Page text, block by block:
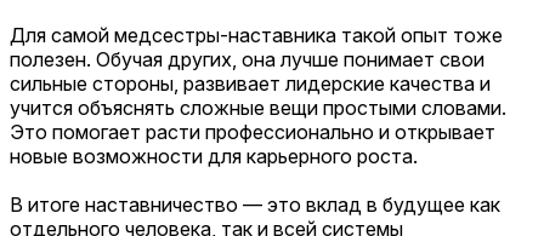
Для самой медсестры-наставника такой опыт тоже
полезен. Обучая других, она лучше понимает свои
сильные стороны, развивает лидерские качества и
учится объяснять сложные вещи простыми словами.
Это помогает расти профессионально и открывает
новые возможности для карьерного роста.
В итоге наставничество — это вклад в будущее как
отдельного человека, так и всей системы